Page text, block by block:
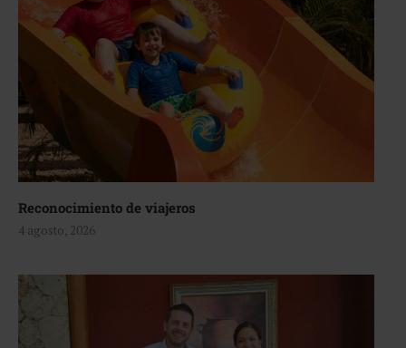
Reconocimiento de viajeros
4 agosto, 2026